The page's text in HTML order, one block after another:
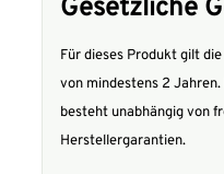
Gesetzliche
Für dieses Produkt gilt
von mindestens 2
besteht unabhängig von
Herstellergarantien.